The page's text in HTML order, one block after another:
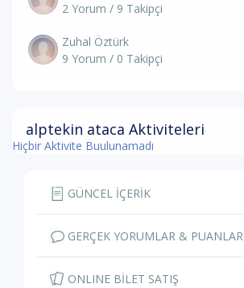
2 Yorum / 9 Takipçi
Zuhal Öztürk
9 Yorum / 0 Takipçi
alptekin ataca Aktiviteleri
Hiçbir Aktivite Buulunamadı
GÜNCEL İÇERİK
GERÇEK YORUMLAR & PUANLAR
ONLINE BİLET SATIŞ